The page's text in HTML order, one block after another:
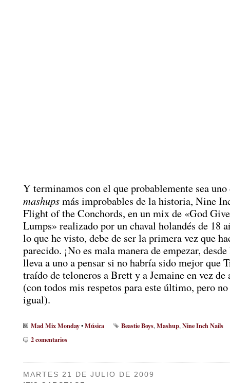
Y terminamos con el que probablemente sea uno
mashupsmás improbables de la historia, Nine
Flight of the Conchords, en un mix de «God
Lumps» realizado por un chaval holandés de 18
lo que he visto, debe de ser la primera vez que
parecido. ¡No es mala manera de empezar,
lleva a uno a pensar si no habría sido mejor que
traído de teloneros a Brett y a Jemaine en vez
(con todos mis respetos para este último, pero
igual).
Mad Mix Monday•Música Beastie Boys, Mashup, Nine Inch Nails
2 comentarios
MARTES 21 DE JULIO DE 2009